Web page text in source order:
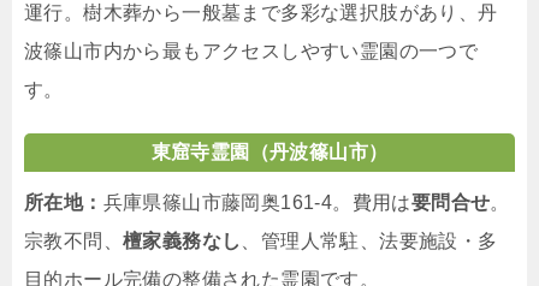
運行。樹木葬から一般墓まで多彩な選択肢があり、丹
波篠山市内から最もアクセスしやすい霊園の一つで
す。
東窟寺霊園（丹波篠山市）
所在地： 兵庫県篠山市藤岡奥161-4。費用は要問合せ。
宗教不問、 檀家義務なし
、管理人常駐、法要施設・多
目的ホール完備の整備された霊園です。